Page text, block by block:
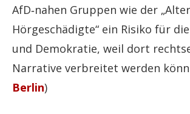
AfD‑nahen Gruppen wie der
Hörgeschädigte“ ein Risiko für
und Demokratie, weil dort
Narrative verbreitet werden
Berlin)